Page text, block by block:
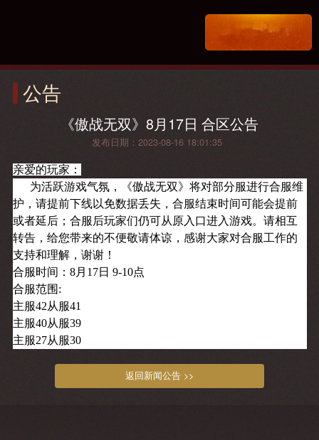
公告
《傲战无双》8月17日 合区公告​
发布日期：2023-08-16 18:01:35
亲爱的玩家：
为活跃游戏气氛，《傲战无双》将对部分服进行合服维
护，请提前下线以免数据丢失，合服结束时间可能会提前
或者延后；合服后玩家们仍可从原入口进入游戏。请相互
转告，给您带来的不便敬请体谅，感谢大家对合服工作的
支持和理解，谢谢！
合服时间：8月17日 9-10点
合服范围:
主服42从服41
主服40从服39
主服27从服30
返回新闻公告 >>